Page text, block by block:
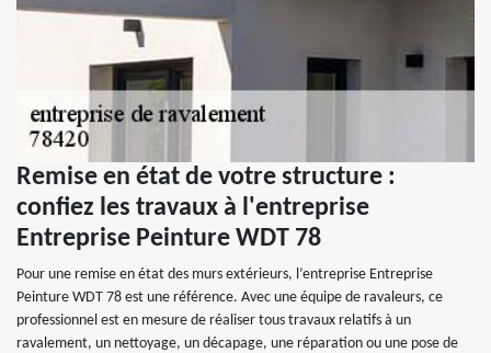
Remise en état de votre structure :
confiez les travaux à l'entreprise
Entreprise Peinture WDT 78
Pour une remise en état des murs extérieurs, l’entreprise Entreprise
Peinture WDT 78 est une référence. Avec une équipe de ravaleurs, ce
professionnel est en mesure de réaliser tous travaux relatifs à un
ravalement, un nettoyage, un décapage, une réparation ou une pose de